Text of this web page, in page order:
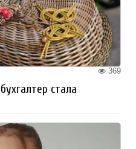
369
стала